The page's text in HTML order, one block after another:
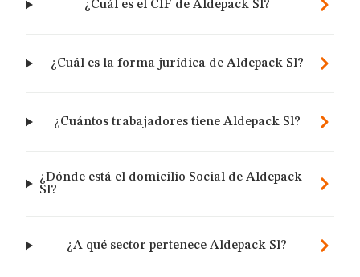
¿Cuál es el CIF de Aldepack Sl?
¿Cuál es la forma jurídica de Aldepack Sl?
¿Cuántos trabajadores tiene Aldepack Sl?
¿Dónde está el domicilio Social de Aldepack
Sl?
¿A qué sector pertenece Aldepack Sl?